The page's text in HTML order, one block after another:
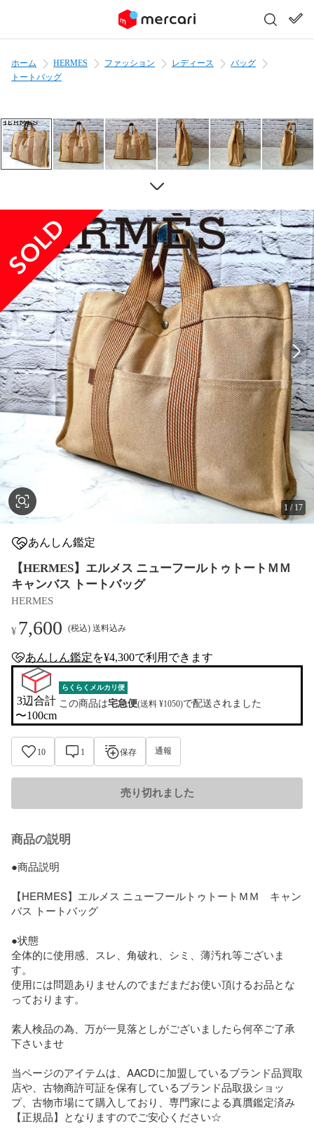
ホーム HERMES ファッション レディース
バッグ
トートバッグ
1 / 17
あんしん鑑定
【HERMES】エルメス ニューフールトゥトートＭＭ
キャンバス トートバッグ
HERMES
¥7,600 (税込) 送料込み
anshin-appraisal-tag
あんしん鑑定を¥4,300で利用できます
3辺合計
〜100cm
らくらくメルカリ便
この商品は宅急便(送料 ¥1050)で配送されました
10 1 保存 通報
売り切れました
商品の説明
●商品説明
【HERMES】エルメス ニューフールトゥトートＭＭ　キャン
バス トートバッグ
●状態
全体的に使用感、スレ、角破れ、シミ、薄汚れ等ございま
す。
使用には問題ありませんのでまだまだお使い頂けるお品とな
っております。
素人検品の為、万が一見落としがございましたら何卒ご了承
下さいませ
当ページのアイテムは、AACDに加盟しているブランド品買取
店や、古物商許可証を保有しているブランド品取扱ショッ
プ、古物市場にて購入しており、専門家による真贋鑑定済み
【正規品】となりますのでご安心ください☆